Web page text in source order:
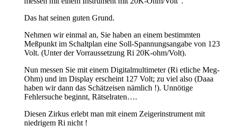
Das hat seinen guten Grund.
Nehmen wir einmal an, Sie haben an einem bestimmten
Meßpunkt im Schaltplan eine Soll-Spannungsangabe von 123
Volt. (Unter der Vorraussetzung Ri 20K-ohm/Volt).
Nun messen Sie mit einem Digitalmultimeter (Ri etliche Meg-
Ohm) und im Display erscheint 127 Volt; zu viel also (Daaa
haben wir dann das Schätzeisen nämlich !). Unnötige
Fehlersuche beginnt, Rätselraten….
Diesen Zirkus erlebt man mit einem Zeigerinstrument mit
niedrigem Ri nicht !